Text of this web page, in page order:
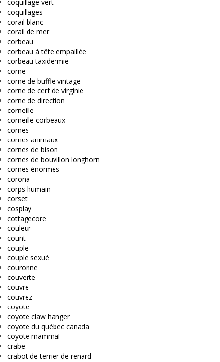
coquillage vert
coquillages
corail blanc
corail de mer
corbeau
corbeau à tête empaillée
corbeau taxidermie
corne
corne de buffle vintage
corne de cerf de virginie
corne de direction
corneille
corneille corbeaux
cornes
cornes animaux
cornes de bison
cornes de bouvillon longhorn
cornes énormes
corona
corps humain
corset
cosplay
cottagecore
couleur
count
couple
couple sexué
couronne
couverte
couvre
couvrez
coyote
coyote claw hanger
coyote du québec canada
coyote mammal
crabe
crabot de terrier de renard